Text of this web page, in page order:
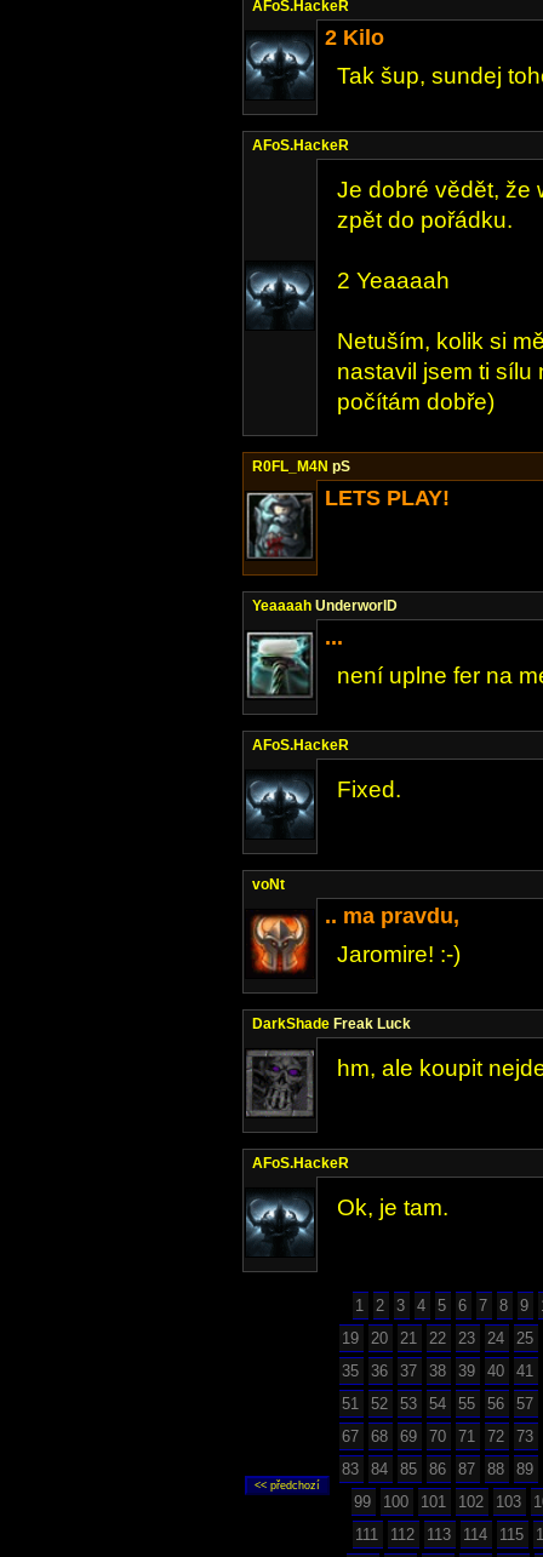
AFoS.HackeR
2 Kilo
Tak šup, sundej
AFoS.HackeR
Je dobré vědět, že
zpět do pořádku.
2 Yeaaaah
Netuším, kolik si
nastavil jsem ti sílu
počítám dobře)
R0FL_M4N pS
LETS PLAY!
Yeaaaah UnderworlD
...
není uplne fer na
AFoS.HackeR
Fixed.
voNt
.. ma pravdu,
Jaromire! :-)
DarkShade Freak Luck
hm, ale koupit
AFoS.HackeR
Ok, je tam.
1 2 3 4 5 6 7 8 9
19
20 21 22 23 24
25
35
36 37 38 39 40
41
51
52 53 54 55 56
57
67
68 69 70 71 72
73
83
84 85 86 87 88
89
99
100 101 102 103
111
112 113 114 115